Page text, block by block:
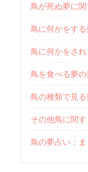
鳥が死ぬ夢に
鳥に何かをす
鳥に何かをさ
鳥を食べる夢
鳥の種類で見
その他鳥に関
鳥の夢占い：